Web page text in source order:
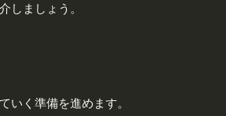
しましょう。
いく準備を進めます。